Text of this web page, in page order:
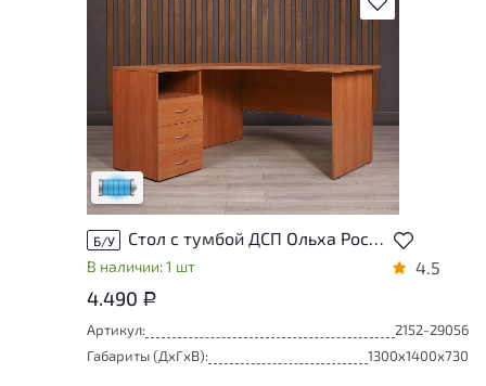
Состояние товара приближено к новому,
могут присутствовать незначительные
следы эксплуатации
Низкая степень износа
Б/У Стол с тумбой ДСП Ольха Россия
В наличии: 1 шт 4.5
4.490 Р
Артикул:
2152-29056
Габариты (ДxГxВ):
1300x1400x730